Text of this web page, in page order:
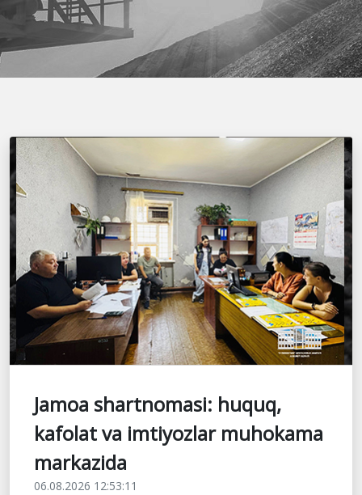
Jamoa shartnomasi: huquq,
kafolat va imtiyozlar muhokama
markazida
06.08.2026 12:53:11